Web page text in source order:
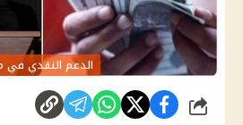
الدعم النقدي في
شارك